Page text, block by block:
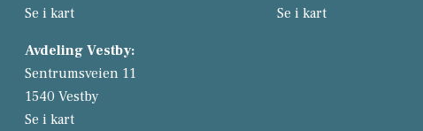
Se i kart
Avdeling Vestby:
Sentrumsveien 11
1540 Vestby
Se i kart
Se i kart